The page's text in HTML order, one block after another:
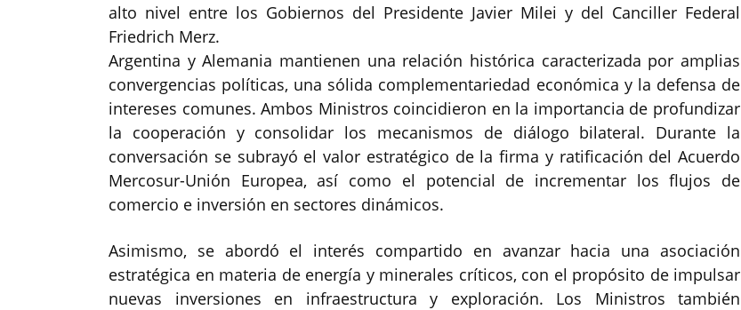
alto nivel entre los Gobiernos del Presidente Javier Milei y del Canciller Federal
Friedrich Merz.
Argentina y Alemania mantienen una relación histórica caracterizada por amplias
convergencias políticas, una sólida complementariedad económica y la defensa de
intereses comunes. Ambos Ministros coincidieron en la importancia de profundizar
la cooperación y consolidar los mecanismos de diálogo bilateral. Durante la
conversación se subrayó el valor estratégico de la firma y ratificación del Acuerdo
Mercosur-Unión Europea, así como el potencial de incrementar los flujos de
comercio e inversión en sectores dinámicos.
Asimismo, se abordó el interés compartido en avanzar hacia una asociación
estratégica en materia de energía y minerales críticos, con el propósito de impulsar
nuevas inversiones en infraestructura y exploración. Los Ministros también